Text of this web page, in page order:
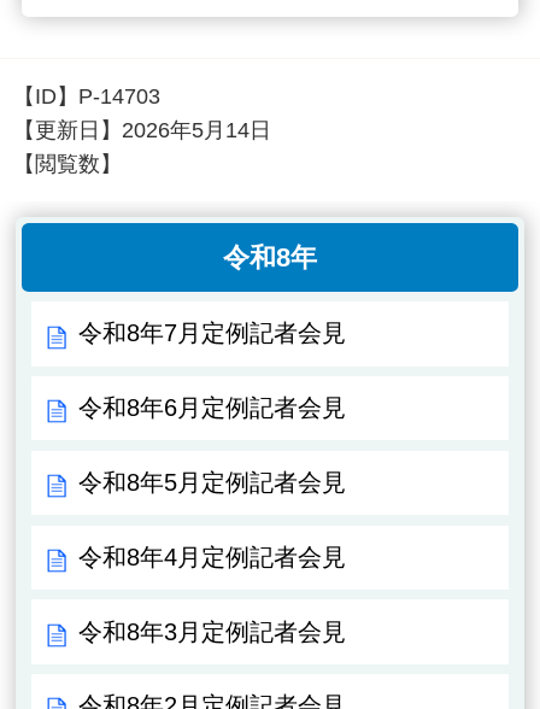
【ID】 P-14703
【更新日】 2026年5月14日
【閲覧数】
令和8年
令和8年7月定例記者会見
令和8年6月定例記者会見
令和8年5月定例記者会見
令和8年4月定例記者会見
令和8年3月定例記者会見